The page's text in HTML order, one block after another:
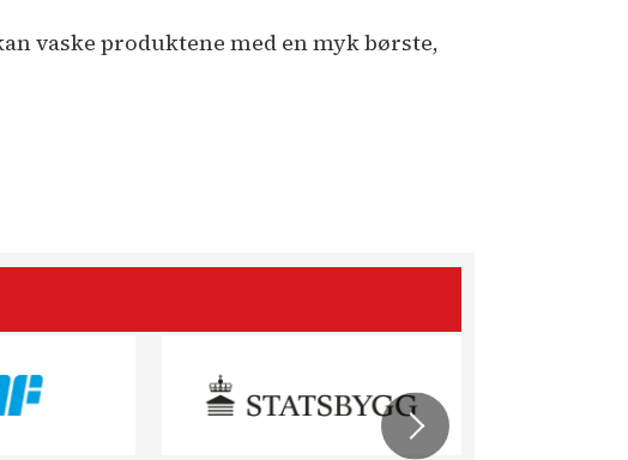
vaske produktene med en myk børste,